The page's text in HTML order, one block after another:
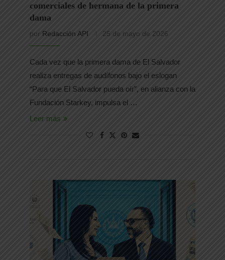
comerciales de hermana de la primera
dama
por Redacción API 25 de mayo de 2026
Cada vez que la primera dama de El Salvador
realiza entregas de audífonos bajo el eslogan
“Para que El Salvador pueda oír”, en alianza con la
Fundación Starkey, impulsa el …
Leer más